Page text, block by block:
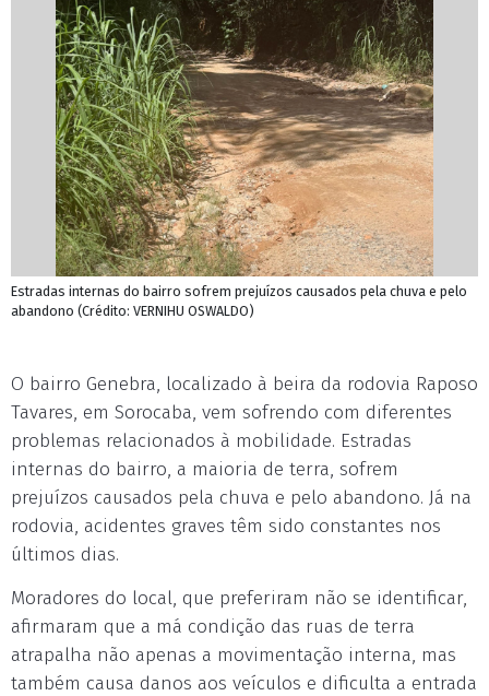
Estradas internas do bairro sofrem prejuízos causados pela chuva e pelo
abandono (Crédito: VERNIHU OSWALDO)
O bairro Genebra, localizado à beira da rodovia Raposo
Tavares, em Sorocaba, vem sofrendo com diferentes
problemas relacionados à mobilidade. Estradas
internas do bairro, a maioria de terra, sofrem
prejuízos causados pela chuva e pelo abandono. Já na
rodovia, acidentes graves têm sido constantes nos
últimos dias.
Moradores do local, que preferiram não se identificar,
afirmaram que a má condição das ruas de terra
atrapalha não apenas a movimentação interna, mas
também causa danos aos veículos e dificulta a entrada